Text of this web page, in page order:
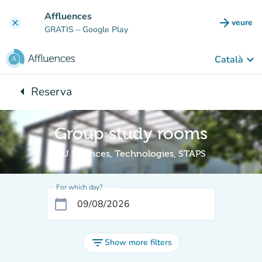
clear Affluences
GRATIS – Google Play arrow_forward veure
(new
Català keyboard_arrow_down
arrow_leftBack to:
Reserva
Group study rooms
BU Sciences, Technologies, STAPS
For which day?
calendar_today
filter_listShow more filters